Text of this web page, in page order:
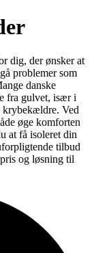
dig, der ønsker at
problemer som
danske
fra gulvet, især i
krybekældre. Ved
øge komforten
at få isoleret din
tilbud
og løsning til